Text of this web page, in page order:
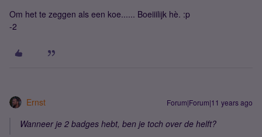
Om het te zeggen als een koe...... Boeiiilijk hè. :p
-2
Ernst Forum|Forum|11 years ago
Wanneer je 2 badges hebt, ben je toch over de helft?